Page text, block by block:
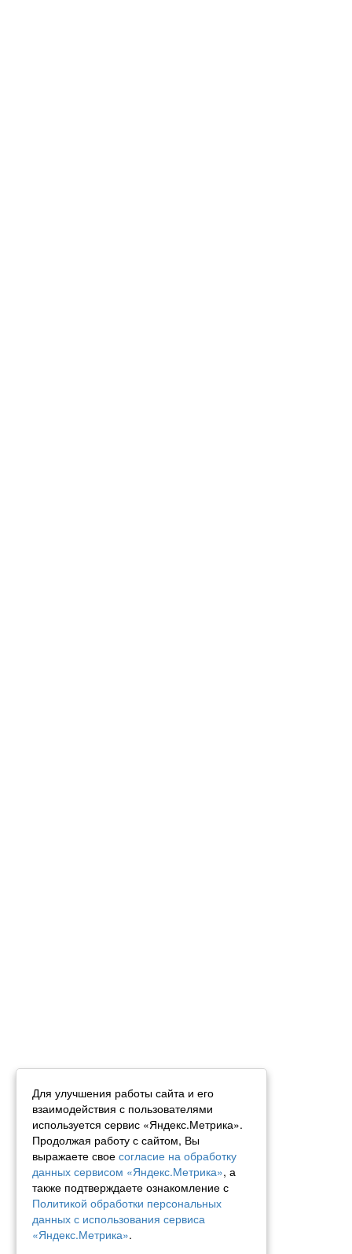
Для улучшения работы сайта и его
взаимодействия с пользователями
используется сервис «Яндекс.Метрика».
Продолжая работу с сайтом, Вы
выражаете свое согласие на обработку
данных сервисом «Яндекс.Метрика», а
также подтверждаете ознакомление с
Политикой обработки персональных
данных с использования сервиса
«Яндекс.Метрика».